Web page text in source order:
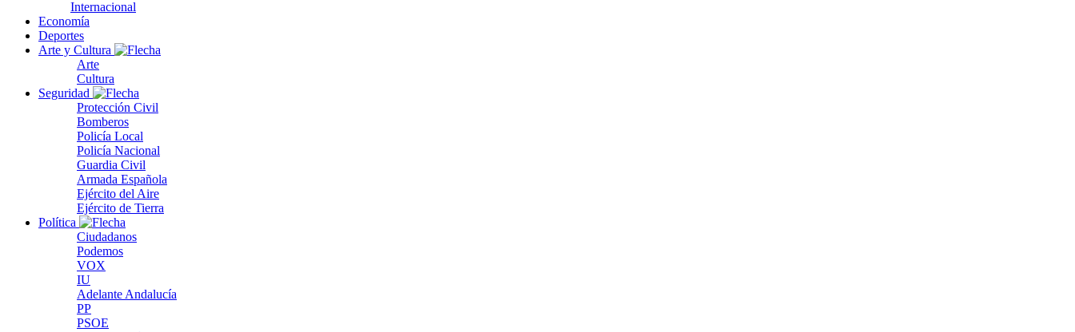
Internacional
Economía
Deportes
Arte y Cultura
Arte
Cultura
Seguridad
Protección Civil
Bomberos
Policía Local
Policía Nacional
Guardia Civil
Armada Española
Ejército del Aire
Ejército de Tierra
Política
Ciudadanos
Podemos
VOX
IU
Adelante Andalucía
PP
PSOE